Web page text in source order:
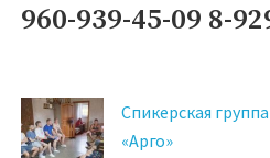
960-939-45-09 8-
Спикерская
«Арго»